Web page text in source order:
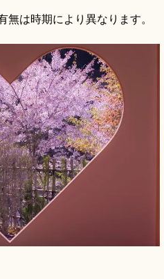
無は時期により異なります。